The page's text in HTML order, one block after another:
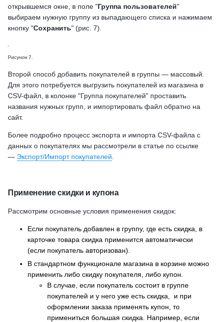
открывшемся окне, в поле "Группа пользователей"
выбираем нужную группу из выпадающего списка и нажимаем
кнопку "Сохранить" (рис. 7).
Рисунок 7.
Второй способ добавить покупателей в группы — массовый.
Для этого потребуется выгрузить покупателей из магазина в
CSV-файл, в колонке "Группа покупателей" проставить
названия нужных групп, и импортировать файл обратно на
сайт.
Более подробно процесс экспорта и импорта CSV-файла с
данных о покупателях мы рассмотрели в статье по ссылке
— Экспорт/Импорт покупателей
Применение скидки и купона
Рассмотрим основные условия применения скидок:
Если покупатель добавлен в группу, где есть скидка, в
карточке товара скидка применится автоматически
(если покупатель авторизован).
В стандартном функционале магазина в корзине можно
применить либо скидку покупателя, либо купон.
В случае, если покупатель состоит в группе
покупателей и у него уже есть скидка, и при
оформлении заказа применять купон, то
примениться большая скидка. Например, если